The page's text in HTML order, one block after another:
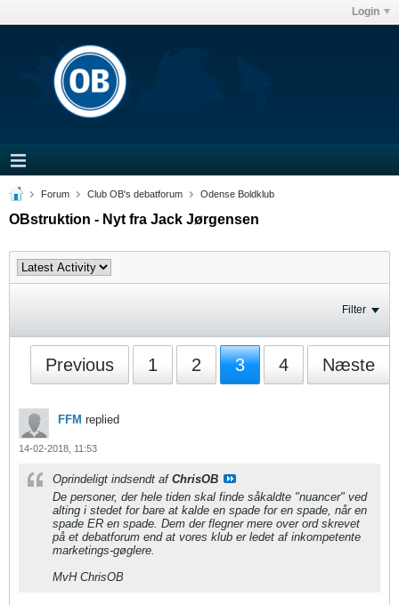
Login
Forum Club OB's debatforum Odense Boldklub
OBstruktion - Nyt fra Jack Jørgensen
Filter
Previous 1 2 3 4 Næste
FFM replied
14-02-2018, 11:53
Oprindeligt indsendt af ChrisOB
De personer, der hele tiden skal finde såkaldte "nuancer" ved
alting i stedet for bare at kalde en spade for en spade, når en
spade ER en spade. Dem der flegner mere over ord skrevet
på et debatforum end at vores klub er ledet af inkompetente
marketings-gøglere.
MvH ChrisOB